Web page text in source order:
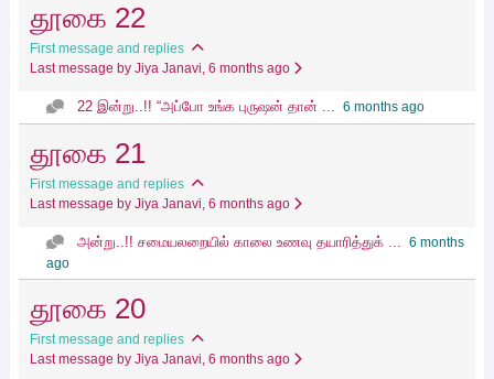
தூகை 22
First message and replies
Last message by Jiya Janavi, 6 months ago
22 இன்று..!! “அப்போ உங்க புருஷன் தான் ... 6 months ago
தூகை 21
First message and replies
Last message by Jiya Janavi, 6 months ago
அன்று..!! சமையலறையில் காலை உணவு தயாரித்துக் ... 6 months
ago
தூகை 20
First message and replies
Last message by Jiya Janavi, 6 months ago